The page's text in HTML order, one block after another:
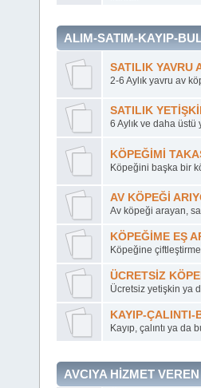
ALIM-SATIM-KAYIP-
SATILIK YAVRU
2-6 Aylık yavru av
SATILIK
6 Aylık ve daha üstü
KÖPEĞİMİ
Köpeğini başka bir
AV KÖPEĞİ
Av köpeği arayan,
KÖPEĞİME EŞ
Köpeğine
ÜCRETSİZ
Ücretsiz yetişkin ya
KAYIP-ÇALINTI-
Kayıp, çalıntı ya
AVCIYA HİZMET